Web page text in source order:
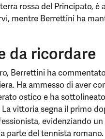
rossa del Principato,
mentre Berrettini ha
da ricordare
Berrettini ha
Ha ammesso di aver
ostico e ha
vittoria segna il primo
evidenziando
parte del tennista romano.